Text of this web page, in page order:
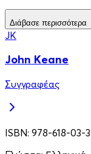
Διάβασε περισσότερα
JK
John Keane
Συγγραφέας
ISBN: 978-618-03-